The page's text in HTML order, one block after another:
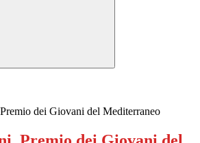
dei Giovani del Mediterraneo